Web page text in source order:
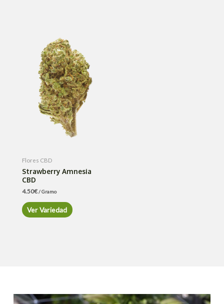
Flores CBD
Strawberry Amnesia
CBD
4.50€/ Gramo
Ver Variedad